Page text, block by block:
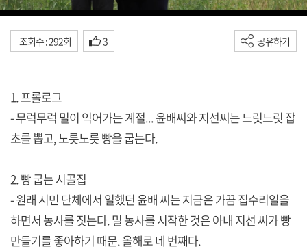
조회수 : 292회 3 공유하기
1. 프롤로그
- 무럭무럭 밀이 익어가는 계절... 윤배씨와 지선씨는 느릿느릿 잡
초를 뽑고, 노릇노릇 빵을 굽는다.
2. 빵 굽는 시골집
- 원래 시민 단체에서 일했던 윤배 씨는 지금은 가끔 집수리일을
하면서 농사를 짓는다. 밀 농사를 시작한 것은 아내 지선 씨가 빵
만들기를 좋아하기 때문. 올해로 네 번째다.